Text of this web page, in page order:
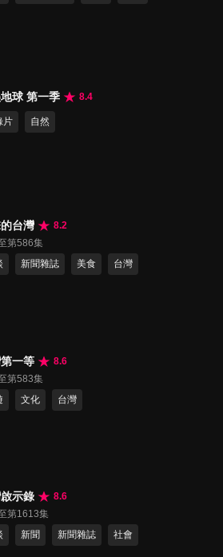
球 第一季 8.4
片 自然
台灣
8.2
第586集
新聞雜誌 美食 台灣
一等
8.6
第583集
文化 台灣
示錄
8.6
第1613集
新聞 新聞雜誌 社會